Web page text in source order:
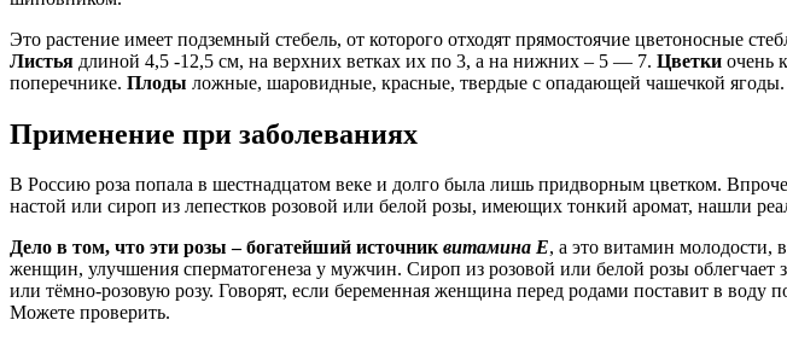
Это растение имеет подземный стебель, от которого отходят прямостоячие цветоносные
Листья длиной 4,5 -12,5 см, на верхних ветках их по 3, а на нижних – 5 — 7. Цветки очень
поперечнике. Плоды ложные, шаровидные, красные, твердые с опадающей чашечкой ягоды.
Применение при заболеваниях
В Россию роза попала в шестнадцатом веке и долго была лишь придворным цветком.
настой или сироп из лепестков розовой или белой розы, имеющих тонкий аромат, нашли
Дело в том, что эти розы – богатейший источниквитамина Е, а это витамин молодости,
женщин, улучшения сперматогенеза у мужчин. Сироп из розовой или белой розы
или тёмно-розовую розу. Говорят, если беременная женщина перед родами поставит в
Можете проверить.